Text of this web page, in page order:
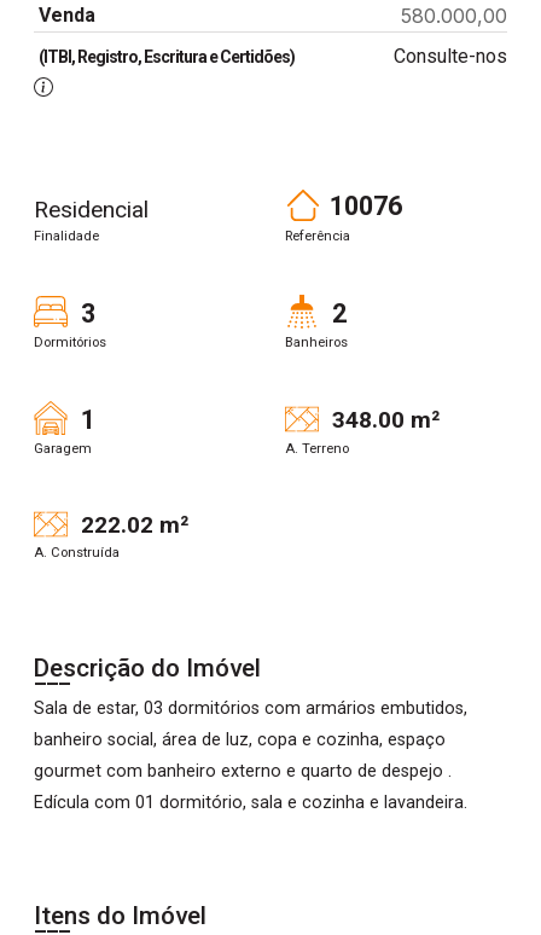
Venda
580.000,00
(ITBI, Registro, Escritura e Certidões) Consulte-nos
Residencial
Finalidade
10076
Referência
3
Dormitórios
2
Banheiros
1
Garagem
348.00 m²
A. Terreno
222.02 m²
A. Construída
Descrição do Imóvel
Sala de estar, 03 dormitórios com armários embutidos,
banheiro social, área de luz, copa e cozinha, espaço
gourmet com banheiro externo e quarto de despejo .
Edícula com 01 dormitório, sala e cozinha e lavandeira.
Itens do Imóvel